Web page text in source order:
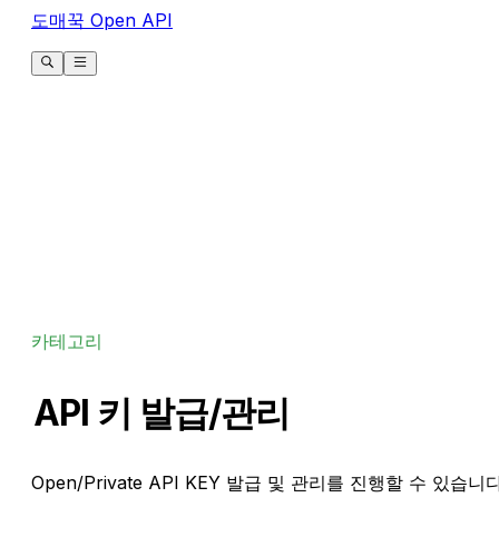
도매꾹 Open API
카테고리
API 키 발급/관리
Open/Private API KEY 발급 및 관리를 진행할 수 있습니